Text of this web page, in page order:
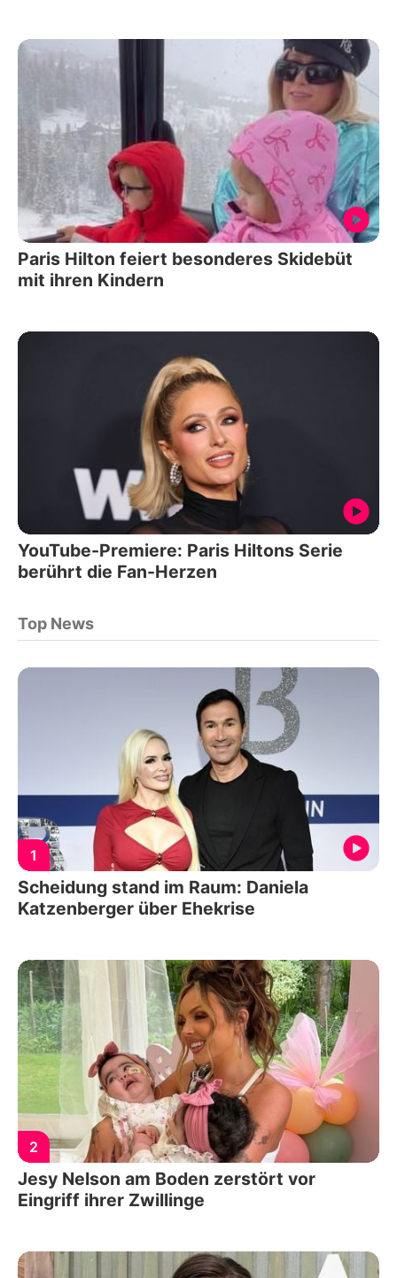
Paris Hilton feiert besonderes Skidebüt
mit ihren Kindern
YouTube-Premiere: Paris Hiltons Serie
berührt die Fan-Herzen
Top News
1
Scheidung stand im Raum: Daniela
Katzenberger über Ehekrise
2
Jesy Nelson am Boden zerstört vor
Eingriff ihrer Zwillinge